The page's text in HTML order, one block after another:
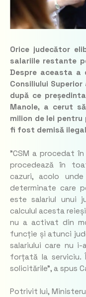
Orice judecător
salariile restante
Despre aceasta a
Consiliului
după ce
Manole, a cerut
milion de lei pentru
fi fost demisă
”CSM a procedat
procedează în
cazuri, acolo
determinate care
este salariul unui
calculul acesta
nu a activat din
funcție și atunci
salariului care nu
forțată la serviciu.
solicitările”, a spus
Potrivit lui,